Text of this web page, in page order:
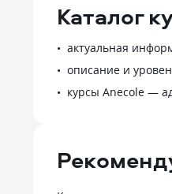
Каталог
актуальная
описание и
курсы Anecole —